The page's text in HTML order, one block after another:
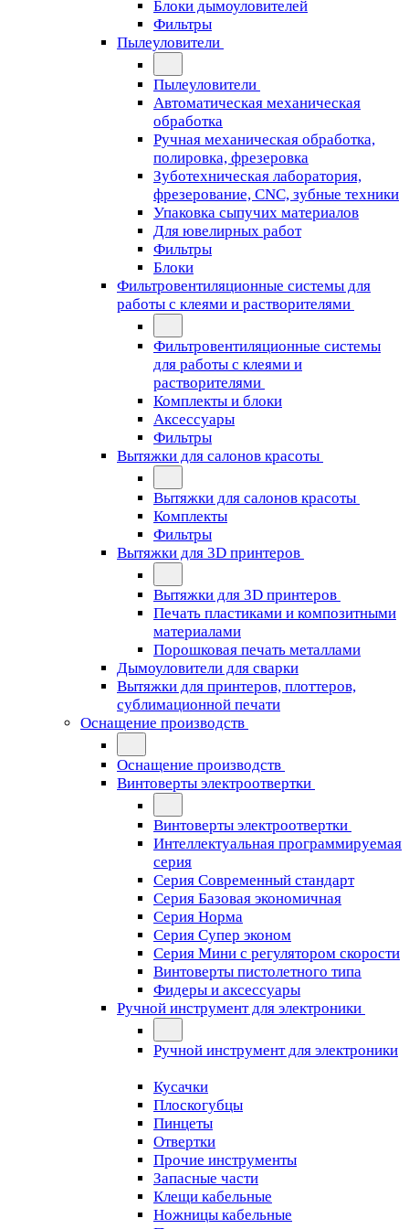
Блоки дымоуловителей
Фильтры
Пылеуловители
Пылеуловители
Автоматическая механическая
обработка
Ручная механическая обработка,
полировка, фрезеровка
Зуботехническая лаборатория,
фрезерование, CNC, зубные техники
Упаковка сыпучих материалов
Для ювелирных работ
Фильтры
Блоки
Фильтровентиляционные системы для
работы с клеями и растворителями
Фильтровентиляционные системы
для работы с клеями и
растворителями
Комплекты и блоки
Аксессуары
Фильтры
Вытяжки для салонов красоты
Вытяжки для салонов красоты
Комплекты
Фильтры
Вытяжки для 3D принтеров
Вытяжки для 3D принтеров
Печать пластиками и композитными
материалами
Порошковая печать металлами
Дымоуловители для сварки
Вытяжки для принтеров, плоттеров,
сублимационной печати
Оснащение производств
Оснащение производств
Винтоверты электроотвертки
Винтоверты электроотвертки
Интеллектуальная программируемая
серия
Серия Современный стандарт
Серия Базовая экономичная
Серия Норма
Серия Cупер эконом
Серия Мини с регулятором скорости
Винтоверты пистолетного типа
Фидеры и аксессуары
Ручной инструмент для электроники
Ручной инструмент для электроники
Кусачки
Плоскогубцы
Пинцеты
Отвертки
Прочие инструменты
Запасные части
Клещи кабельные
Ножницы кабельные